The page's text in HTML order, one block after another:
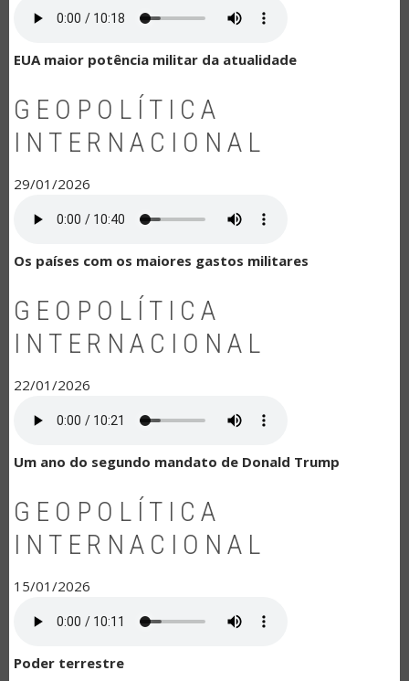
EUA maior potência militar da atualidade
GEOPOLÍTICA
INTERNACIONAL
29/01/2026
Os países com os maiores gastos militares
GEOPOLÍTICA
INTERNACIONAL
22/01/2026
Um ano do segundo mandato de Donald Trump
GEOPOLÍTICA
INTERNACIONAL
15/01/2026
Poder terrestre